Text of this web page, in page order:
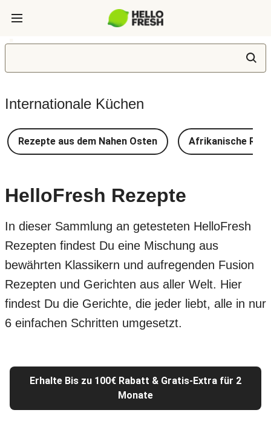
Internationale Küchen
Rezepte aus dem Nahen Osten Afrikanische
HelloFresh Rezepte
In dieser Sammlung an getesteten HelloFresh
Rezepten findest Du eine Mischung aus
bewährten Klassikern und aufregenden Fusion
Rezepten und Gerichten aus aller Welt. Hier
findest Du die Gerichte, die jeder liebt, alle in nur
6 einfachen Schritten umgesetzt.
Erhalte Bis zu 100€ Rabatt & Gratis-Extra für 2
Monate